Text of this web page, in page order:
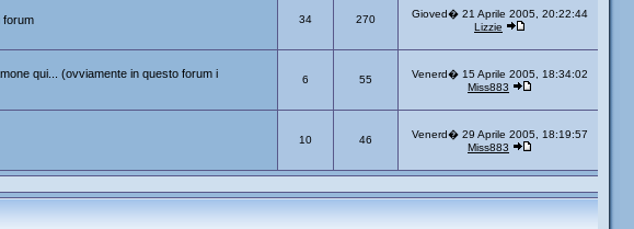
forum
34 270
Gioved� 21 Aprile 2005, 20:22:44
Lizzie
qui... (ovviamente in questo forum i
6 55
Venerd� 15 Aprile 2005, 18:34:02
Miss883
10 46
Venerd� 29 Aprile 2005, 18:19:57
Miss883